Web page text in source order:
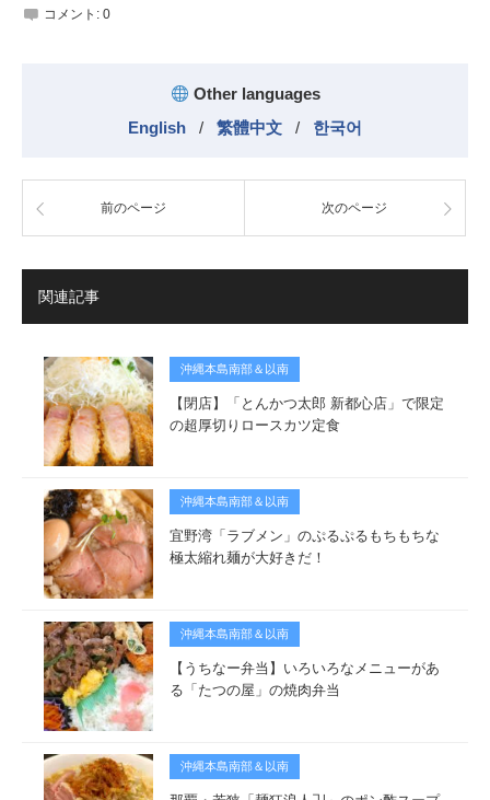
コメント: 0
Other languages
English
/ 繁體中文 / 한국어
前のページ 次のページ
関連記事
沖縄本島南部＆以南
【閉店】「とんかつ太郎 新都心店」で限定
の超厚切りロースカツ定食
沖縄本島南部＆以南
宜野湾「ラブメン」のぷるぷるもちもちな
極太縮れ麺が大好きだ！
沖縄本島南部＆以南
【うちなー弁当】いろいろなメニューがあ
る「たつの屋」の焼肉弁当
沖縄本島南部＆以南